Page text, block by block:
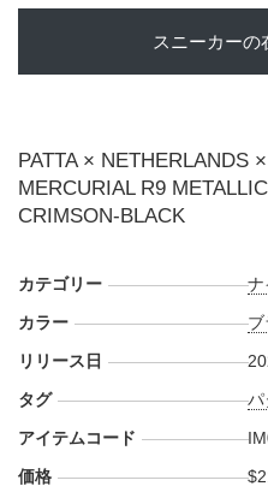
スニーカーの
PATTA × NETHERLANDS
MERCURIAL R9
CRIMSON-BLACK
カテゴリー ナ
カラー
ブ
リリース日
タグ
パ
アイテムコード
価格